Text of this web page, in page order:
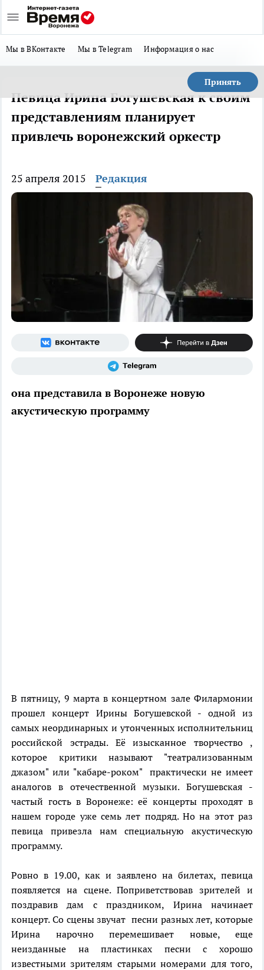
Мы в ВКонтакте Мы в Telegram Информация о нас
Принять
Певица Ирина Богушевская к своим
представлениям планирует
привлечь воронежский оркестр
25 апреля 2015 Редакция
она представила в Воронеже новую
акустическую программу
В пятницу, 9 марта в концертном зале Филармонии
прошел концерт Ирины Богушевской - одной из
самых неординарных и утонченных исполнительниц
российской эстрады. Её изысканное творчество ,
которое критики называют "театрализованным
джазом" или "кабаре-роком" практически не имеет
аналогов в отечественной музыки. Богушевская -
частый гость в Воронеже: её концерты проходят в
нашем городе уже семь лет подряд. Но на этот раз
певица привезла нам специальную акустическую
программу.
Ровно в 19.00, как и заявлено на билетах, певица
появляется на сцене. Поприветствовав зрителей и
поздравив дам с праздником, Ирина начинает
концерт. Со сцены звучат песни разных лет, которые
Ирина нарочно перемешивает новые, еще
неизданные на пластинках песни с хорошо
известными зрителям старыми номерами для того,